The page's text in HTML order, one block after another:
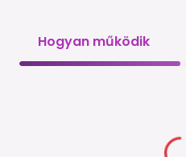
Hogyan működik